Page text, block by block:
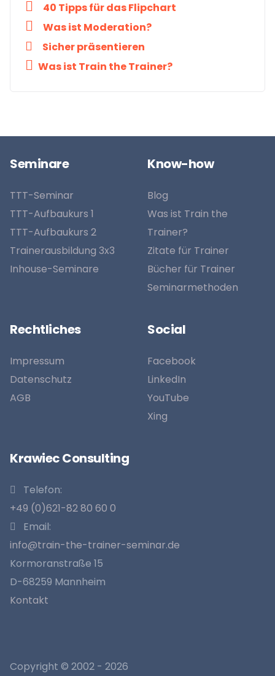
40 Tipps für das Flipchart
Was ist Moderation?
Sicher präsentieren
Was ist Train the Trainer?
Seminare
TTT-Seminar
TTT-Aufbaukurs 1
TTT-Aufbaukurs 2
Trainerausbildung 3x3
Inhouse-Seminare
Know-how
Blog
Was ist Train the
Trainer?
Zitate für Trainer
Bücher für Trainer
Seminarmethoden
Rechtliches
Impressum
Datenschutz
AGB
Social
Facebook
LinkedIn
YouTube
Xing
Krawiec Consulting
Telefon:
+49 (0)621-82 80 60 0
Email:
info@train-the-trainer-seminar.de
Kormoranstraße 15
D-68259 Mannheim
Kontakt
Copyright © 2002 - 2026